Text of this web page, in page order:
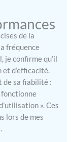
à son
les
résultats
Après
Online
stockées,
donnant
de
des
le PM
de la
fréquence
je confirme qu’il
d’efficacité.
de sa fiabilité :
fonctionne
». Ces
lors de mes